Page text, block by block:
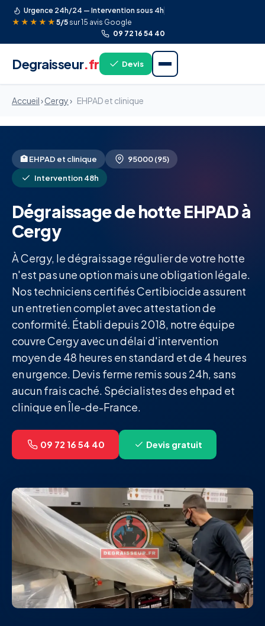
Urgence 24h/24 — Intervention sous 4h
★★★★★ 5/5 sur 15 avis Google
09 72 16 54 40
Degraisseur.fr Devis
Accueil›Cergy› EHPAD et clinique
🏥 EHPAD et clinique
95000 (95)
Intervention 48h
Dégraissage de hotte EHPAD à
Cergy
À Cergy, le dégraissage régulier de votre hotte
n'est pas une option mais une obligation légale.
Nos techniciens certifiés Certibiocide assurent
un entretien complet avec attestation de
conformité. Établi depuis 2018, notre équipe
couvre Cergy avec un délai d'intervention
moyen de 48 heures en standard et de 4 heures
en urgence. Devis ferme remis sous 24h, sans
aucun frais caché. Spécialistes des ehpad et
clinique en Île-de-France.
09 72 16 54 40 Devis gratuit